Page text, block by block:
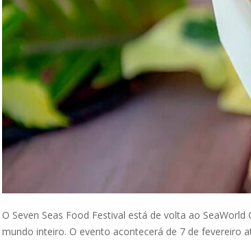
O Seven Seas Food Festival está de volta ao
mundo inteiro. O evento acontecerá de 7 de fevereiro